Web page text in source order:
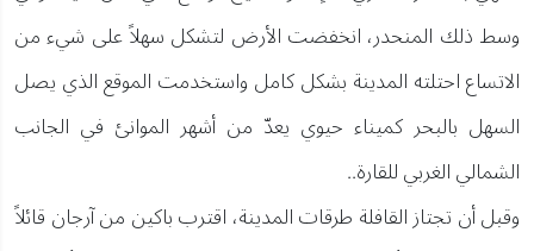
وسط ذلك المنحدر، انخفضت الأرض لتشكل سهلاً على شيء من
الاتساع احتلته المدينة بشكل كامل واستخدمت الموقع الذي يصل
السهل بالبحر كميناء حيوي يعدّ من أشهر الموانئ في الجانب
الشمالي الغربي للقارة..
وقبل أن تجتاز القافلة طرقات المدينة، اقترب باكين من آرجان قائلاً